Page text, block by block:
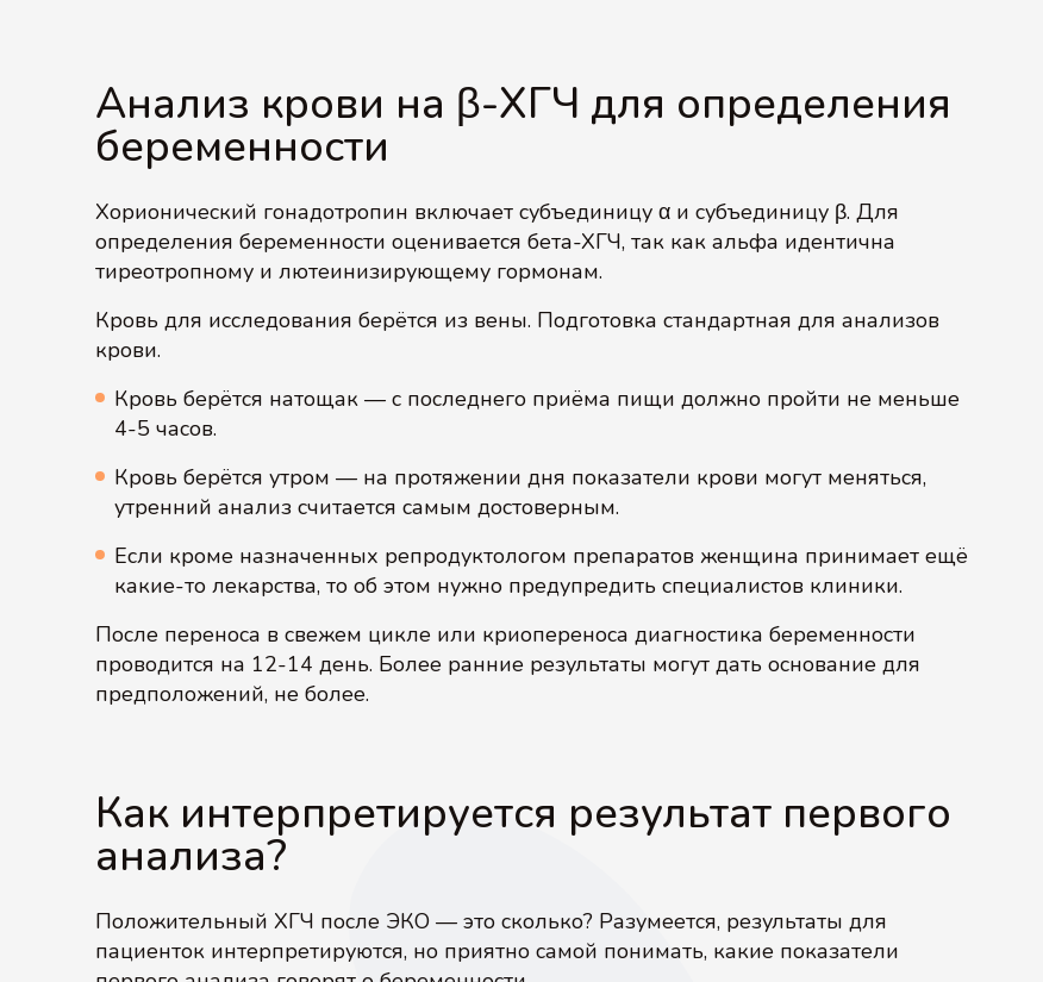
Анализ крови на β-ХГЧ для определения
беременности
Хорионический гонадотропин включает субъединицу α и субъединицу β. Для
определения беременности оценивается бета-ХГЧ, так как альфа идентична
тиреотропному и лютеинизирующему гормонам.
Кровь для исследования берётся из вены. Подготовка стандартная для анализов
крови.
Кровь берётся натощак — с последнего приёма пищи должно пройти не меньше
4-5 часов.
Кровь берётся утром — на протяжении дня показатели крови могут меняться,
утренний анализ считается самым достоверным.
Если кроме назначенных репродуктологом препаратов женщина принимает ещё
какие-то лекарства, то об этом нужно предупредить специалистов клиники.
После переноса в свежем цикле или криопереноса диагностика беременности
проводится на 12-14 день. Более ранние результаты могут дать основание для
предположений, не более.
Как интерпретируется результат первого
анализа?
Положительный ХГЧ после ЭКО — это сколько? Разумеется, результаты для
пациенток интерпретируются, но приятно самой понимать, какие показатели